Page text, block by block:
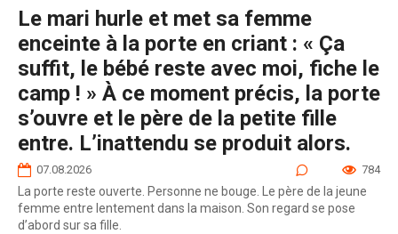
Le mari hurle et met sa femme
enceinte à la porte en criant : « Ça
suffit, le bébé reste avec moi, fiche le
camp ! » À ce moment précis, la porte
s’ouvre et le père de la petite fille
entre. L’inattendu se produit alors.
07.08.2026 784
La porte reste ouverte. Personne ne bouge. Le père de la jeune
femme entre lentement dans la maison. Son regard se pose
d’abord sur sa fille.